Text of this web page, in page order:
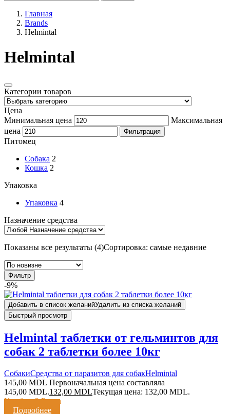
Главная
Brands
Helmintal
Helmintal
Категории товаров
Цена
Минимальная цена
Максимальная
цена
Фильтрация
Питомец
Собака 2
Кошка 2
Упаковка
Упаковка 4
Назначение средства
Показаны все результаты (4)Сортировка: самые недавние
Фильтр
-9%
Добавить в список желанийУдалить из списка желаний
Быстрый просмотр
Helmintal таблетки от гельминтов для
собак 2 таблетки более 10кг
CобакиСредства от паразитов для собакHelmintal
145,00MDL Первоначальная цена составляла
145,00 MDL.132,00 MDLТекущая цена: 132,00 MDL.
Кешбэк:3 Балла
Подробнее